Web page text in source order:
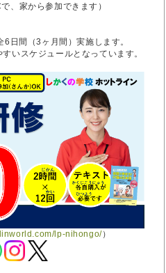
、家から参加できます）
日間（3ヶ月間）実施します。
いスケジュールとなっています。
lp-nihongo/）